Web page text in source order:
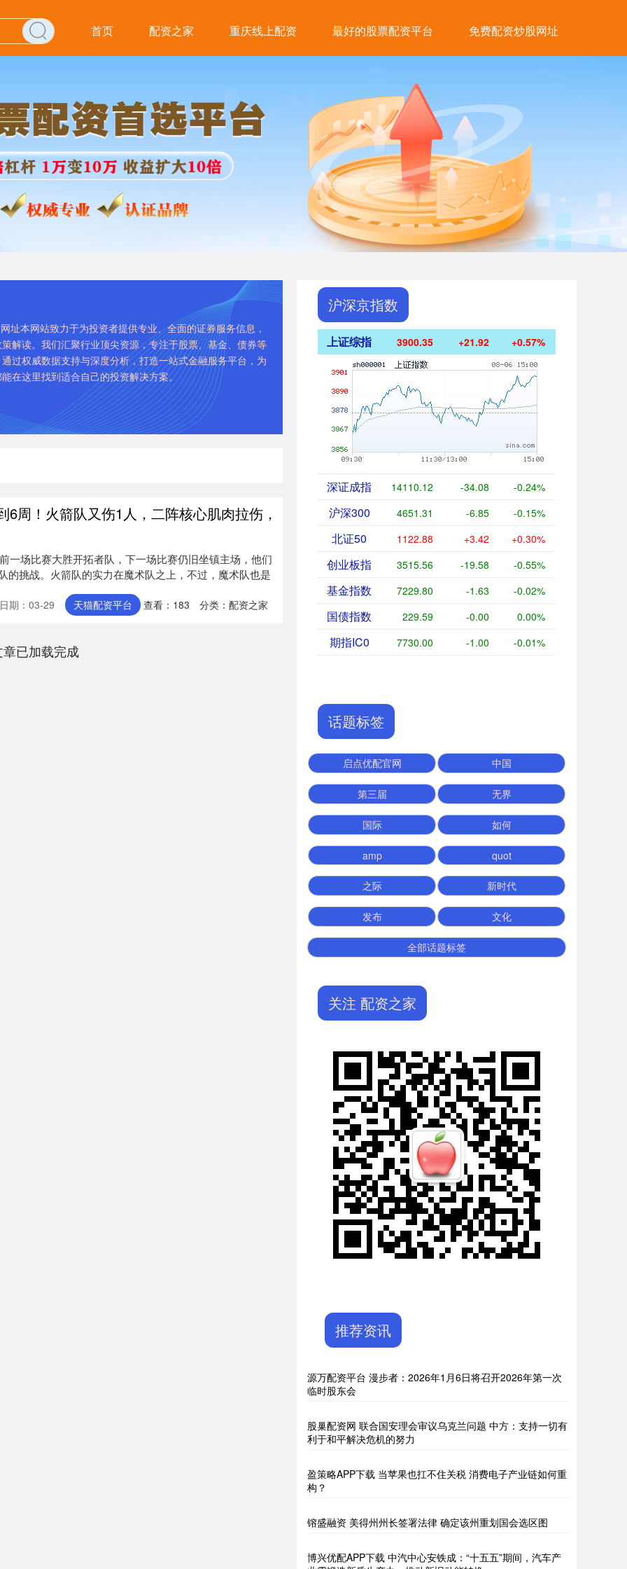
首页 配资之家 重庆线上配资 最好的股票配资平台 免费配资炒股网址
本网站致力于为投资者提供专业、全面的证券服务信息，
解读。我们汇聚行业顶尖资源，专注于股票、基金、债券等
过权威数据支持与深度分析，打造一站式金融服务平台，为
在这里找到适合自己的投资解决方案。
6周！火箭队又伤1人，二阵核心肌肉拉伤，
一场比赛大胜开拓者队，下一场比赛仍旧坐镇主场，他们
的挑战。火箭队的实力在魔术队之上，不过，魔术队也是
日期：03-29 天猫配资平台 查看： 183 分类： 配资之家
已加载完成
沪深京指数
上证综指 3900.35 +21.92 +0.57%
深证成指 14110.12 -34.08 -0.24%
沪深300 4651.31 -6.85 -0.15%
北证50 1122.88 +3.42 +0.30%
创业板指 3515.56 -19.58 -0.55%
基金指数 7229.80 -1.63 -0.02%
国债指数 229.59 -0.00 0.00%
期指IC0 7730.00 -1.00 -0.01%
话题标签
启点优配官网 中国
第三届 无界
国际 如何
amp quot
之际 新时代
发布 文化
全部话题标签
关注 配资之家
推荐资讯
源万配资平台 漫步者：2026年1月6日将召开2026年第一次
临时股东会
股巢配资网 联合国安理会审议乌克兰问题 中方：支持一切有
利于和平解决危机的努力
盈策略APP下载 当苹果也扛不住关税 消费电子产业链如何重
构？
镕盛融资 美得州州长签署法律 确定该州重划国会选区图
博兴优配APP下载 中汽中心安铁成：“十五五”期间，汽车产